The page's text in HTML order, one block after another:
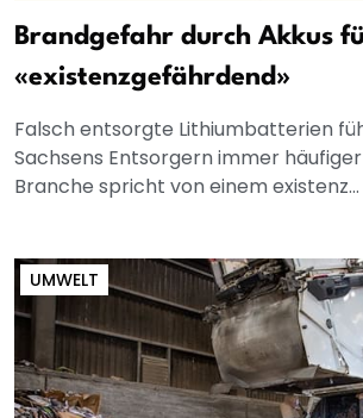
Brandgefahr durch Akkus
«existenzgefährdend»
Falsch entsorgte Lithiumbatterien
Sachsens Entsorgern immer häufiger
Branche spricht von einem existenz...
UMWELT